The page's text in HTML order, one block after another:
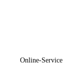
Online-Service